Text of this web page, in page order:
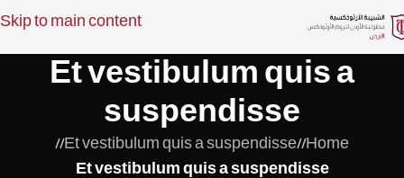
Skip to main content
Et vestibulum quis a
suspendisse
Home
/
Et vestibulum quis a suspendisse
/
Et vestibulum quis a suspendisse